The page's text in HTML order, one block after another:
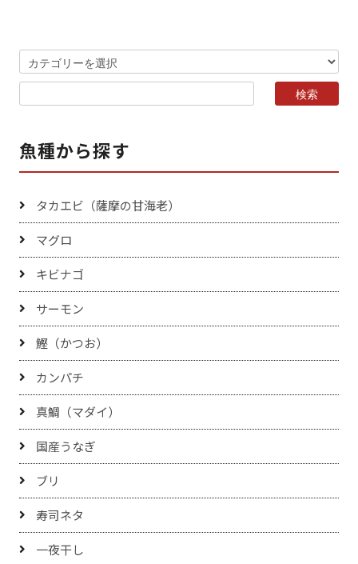
魚種から探す
タカエビ（薩摩の甘海老）
マグロ
キビナゴ
サーモン
鰹（かつお）
カンパチ
真鯛（マダイ）
国産うなぎ
ブリ
寿司ネタ
一夜干し